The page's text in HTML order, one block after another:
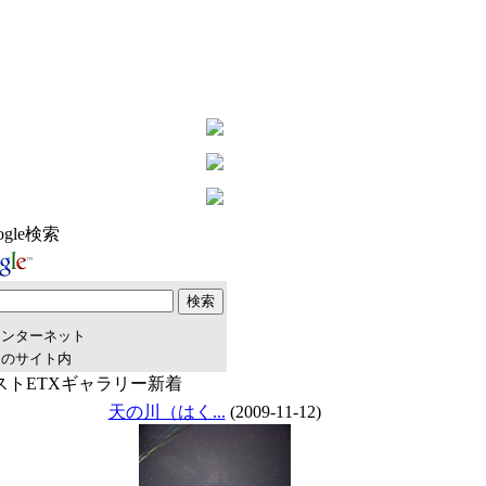
検索
ターネット
サイト内
トETXギャラリー新着
天の川（はく... (2009-11-12)